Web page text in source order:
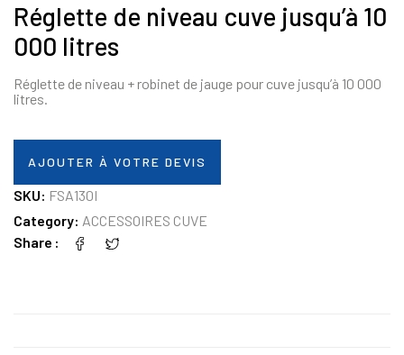
Réglette de niveau cuve jusqu’à 10
000 litres
Réglette de niveau + robinet de jauge pour cuve jusqu’à 10 000
litres.
AJOUTER À VOTRE DEVIS
SKU: FSA130I
Category: ACCESSOIRES CUVE
Share